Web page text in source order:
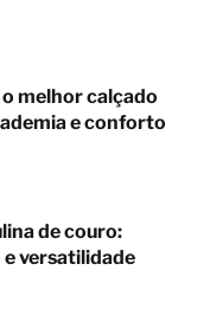
melhor calçado
e conforto
de couro:
versatilidade